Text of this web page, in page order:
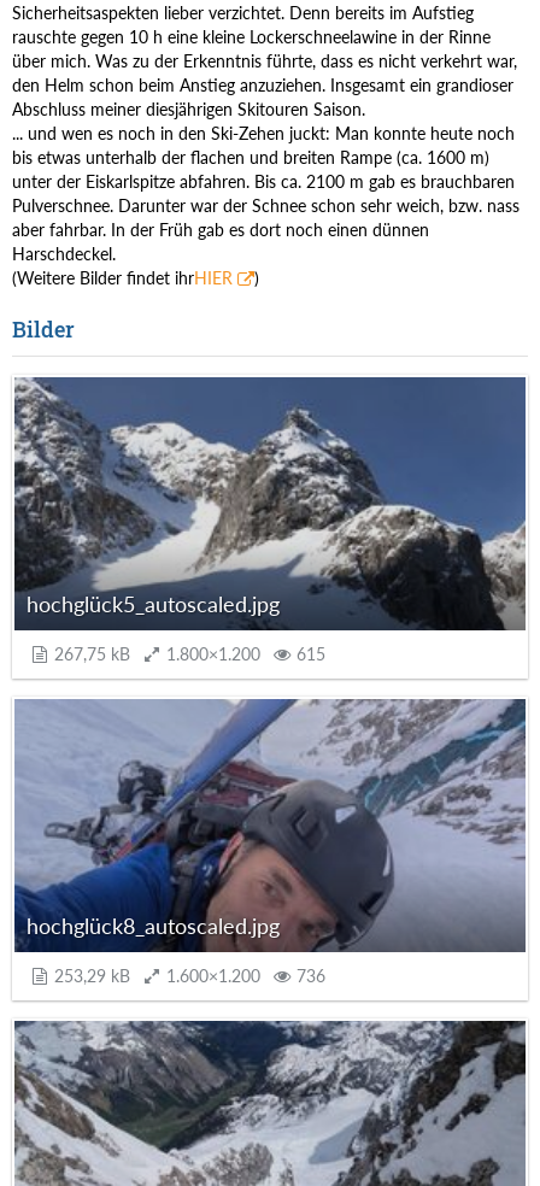
Sicherheitsaspekten lieber verzichtet. Denn bereits im Aufstieg
rauschte gegen 10 h eine kleine Lockerschneelawine in der Rinne
über mich. Was zu der Erkenntnis führte, dass es nicht verkehrt war,
den Helm schon beim Anstieg anzuziehen. Insgesamt ein grandioser
Abschluss meiner diesjährigen Skitouren Saison.
... und wen es noch in den Ski-Zehen juckt: Man konnte heute noch
bis etwas unterhalb der flachen und breiten Rampe (ca. 1600 m)
unter der Eiskarlspitze abfahren. Bis ca. 2100 m gab es brauchbaren
Pulverschnee. Darunter war der Schnee schon sehr weich, bzw. nass
aber fahrbar. In der Früh gab es dort noch einen dünnen
Harschdeckel.
(Weitere Bilder findet ihrHIER )
Bilder
hochglück5_autoscaled.jpg
267,75 kB 1.800×1.200 615
hochglück8_autoscaled.jpg
253,29 kB 1.600×1.200 736